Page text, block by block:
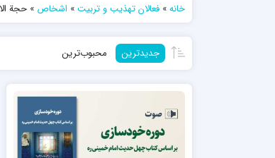
معاونت تهذیب استان آ.ش
حوزه علمیه حضرت ولی عصر عج بناب
مدرسه علمیه صاحب الزمان عج مرند
خانه» فعالان تهذیب و تربیت» اشخاص » حجة
جدیدترین محبوب‌ترین